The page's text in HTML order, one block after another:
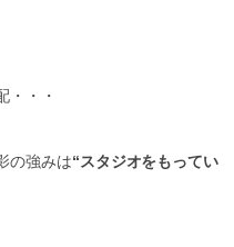
・・・
の強みは“スタジオをもってい